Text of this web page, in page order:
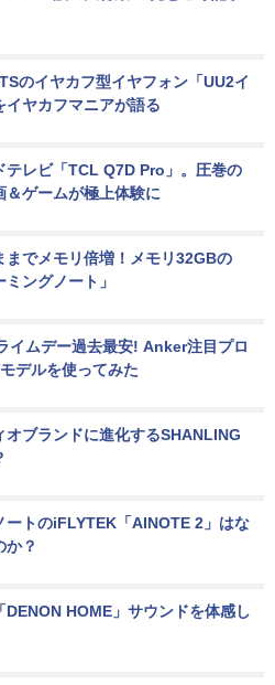
のイヤカフ型イヤフォン「UU2イ
イヤカフマニアが語る
テレビ「TCL Q7D Pro」。圧巻の
＆ゲームが極上体験に
までメモリ倍増！メモリ32GBの
ミングノート」
イムデー過去最安! Anker注目プロ
デルを使ってみた
オブランドに進化するSHANLING
ートのiFLYTEK「AINOTE 2」はな
か？
DENON HOME」サウンドを体感し